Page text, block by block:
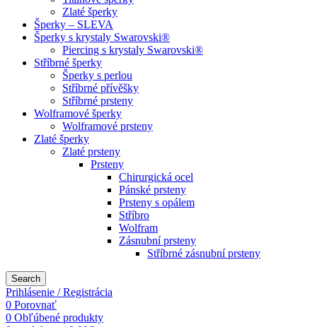
Zlaté šperky
Šperky – SLEVA
Šperky s krystaly Swarovski®
Piercing s krystaly Swarovski®
Stříbrné šperky
Šperky s perlou
Stříbrné přívěšky
Stříbrné prsteny
Wolframové šperky
Wolframové prsteny
Zlaté šperky
Zlaté prsteny
Prsteny
Chirurgická ocel
Pánské prsteny
Prsteny s opálem
Stříbro
Wolfram
Zásnubní prsteny
Stříbrné zásnubní prsteny
Search
Prihlásenie / Registrácia
0 Porovnať
0 Obľúbené produkty